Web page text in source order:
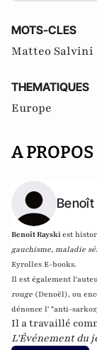
MOTS-CLES
Matteo Salvini
THEMATIQUES
Europe
A
Benoît
Benoît Rayskiest
gauchisme, maladie
Eyrolles E-books.
Il est également
rouge (Denoël), ou
dénonce l' "anti-
Il a travaillé
L'Événement du